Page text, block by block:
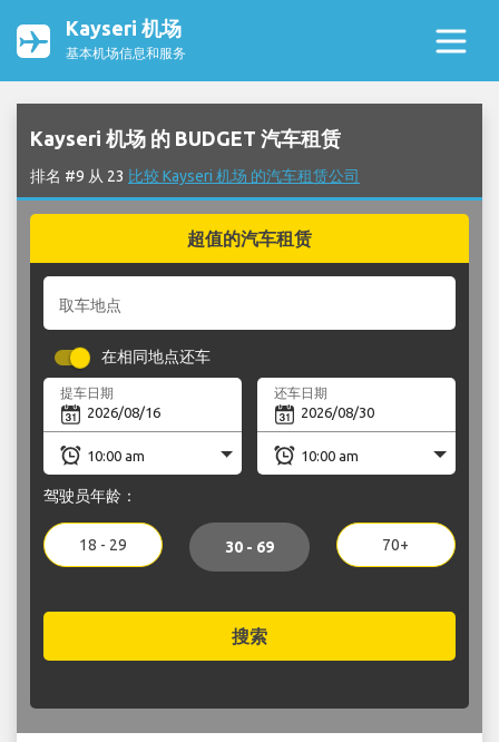
Kayseri 机场
基本机场信息和服务
Kayseri 机场 的 BUDGET 汽车租赁
排名 #9 从 23 比较 Kayseri 机场 的汽车租赁公司
超值的汽车租赁
取车地点
在相同地点还车
提车日期 还车日期
驾驶员年龄：
18 - 29 30 - 69 70+
搜索